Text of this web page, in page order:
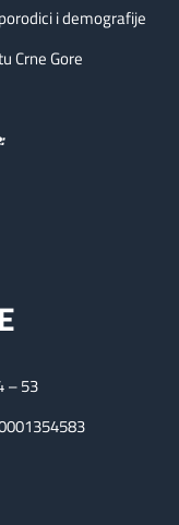
i demografije
Crne Gore
– 53